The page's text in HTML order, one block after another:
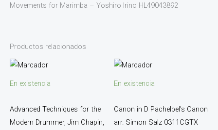
Movements for Marimba – Yoshiro Irino HL49043892
Productos relacionados
En existencia
Advanced Techniques for the
Modern Drummer, Jim Chapin,
En existencia
Canon in D Pachelbel’s Canon
arr. Simon Salz 0311CGTX